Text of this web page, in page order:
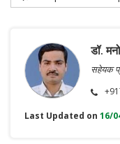
डॉ.
सहेयक
Last Updated on 16/